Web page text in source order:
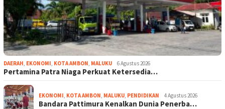
DAERAH EKONOMI KOTA AMBON MALUKU 6 Agustus 2026
Pertamina Patra Niaga Perkuat Ketersedia…
EKONOMI KOTA AMBON MALUKU PENDIDIKAN 4 Agustus 2026
Bandara Pattimura Kenalkan Dunia Penerba…